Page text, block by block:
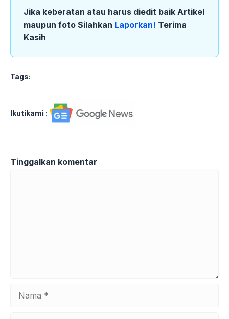
Jika keberatan atau harus diedit baik Artikel
maupun foto Silahkan Laporkan! Terima
Kasih
Tags:
Ikutikami :
Tinggalkan komentar